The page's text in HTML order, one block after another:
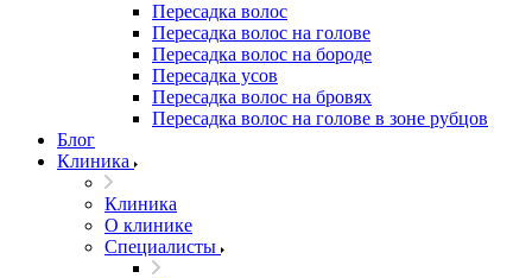
Пересадка волос
Пересадка волос на голове
Пересадка волос на бороде
Пересадка усов
Пересадка волос на бровях
Пересадка волос на голове в зоне рубцов
Блог
Клиника
Клиника
О клинике
Специалисты